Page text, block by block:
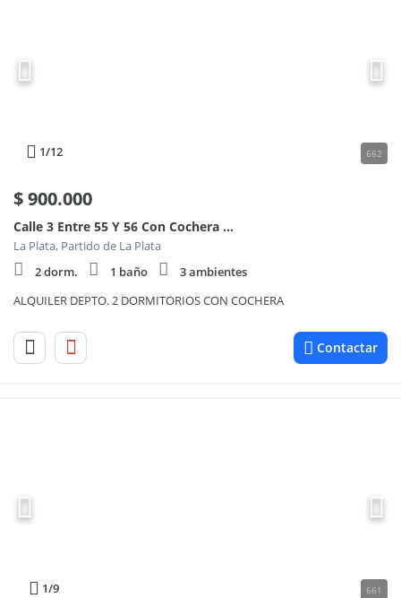
1/12 662
$900.000
Calle 3 Entre 55 Y 56 Con Cochera 1100
La Plata, Partido de La Plata
2 dorm.
1 baño
3 ambientes
ALQUILER DEPTO. 2 DORMITORIOS CON COCHERA
Contactar
1/9 661